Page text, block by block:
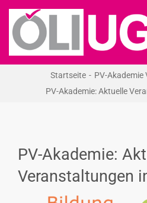
Zum
Inhalt
springen
NEWS
Startseite
PV-
PV-Akademie: Aktuelle
PV-Akademie:
Veranstaltungen